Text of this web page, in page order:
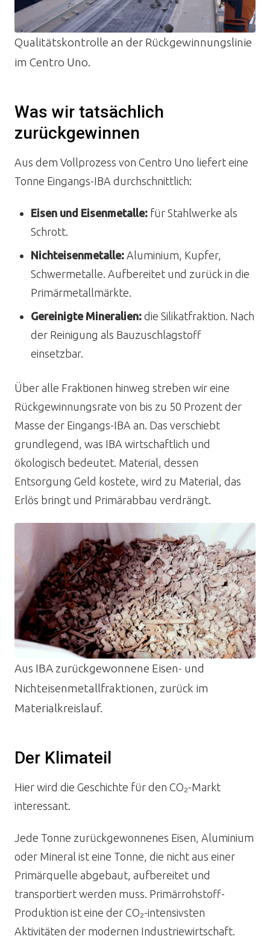
Qualitätskontrolle an der Rückgewinnungslinie
im Centro Uno.
Was wir tatsächlich
zurückgewinnen
Aus dem Vollprozess von Centro Uno liefert eine
Tonne Eingangs-IBA durchschnittlich:
Eisen und Eisenmetalle:für Stahlwerke als
Schrott.
Nichteisenmetalle:Aluminium, Kupfer,
Schwermetalle. Aufbereitet und zurück in die
Primärmetallmärkte.
Gereinigte Mineralien:die Silikatfraktion. Nach
der Reinigung als Bauzuschlagstoff
einsetzbar.
Über alle Fraktionen hinweg streben wir eine
Rückgewinnungsrate von bis zu 50 Prozent der
Masse der Eingangs-IBA an. Das verschiebt
grundlegend, was IBA wirtschaftlich und
ökologisch bedeutet. Material, dessen
Entsorgung Geld kostete, wird zu Material, das
Erlös bringt und Primärabbau verdrängt.
Aus IBA zurückgewonnene Eisen- und
Nichteisenmetallfraktionen, zurück im
Materialkreislauf.
Der Klimateil
Hier wird die Geschichte für den CO₂-Markt
interessant.
Jede Tonne zurückgewonnenes Eisen, Aluminium
oder Mineral ist eine Tonne, die nicht aus einer
Primärquelle abgebaut, aufbereitet und
transportiert werden muss. Primärrohstoff-
Produktion ist eine der CO₂-intensivsten
Aktivitäten der modernen Industriewirtschaft.